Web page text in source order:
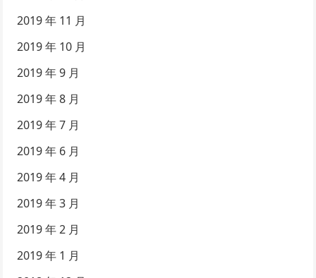
2019 年 11 月
2019 年 10 月
2019 年 9 月
2019 年 8 月
2019 年 7 月
2019 年 6 月
2019 年 4 月
2019 年 3 月
2019 年 2 月
2019 年 1 月